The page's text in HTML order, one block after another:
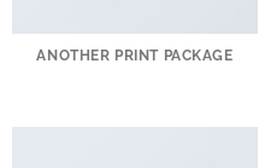
ANOTHER PRINT PACKAGE